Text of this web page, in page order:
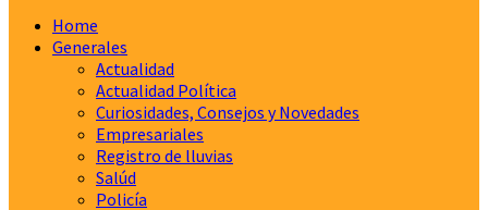
Home
Generales
Actualidad
Actualidad Política
Curiosidades, Consejos y Novedades
Empresariales
Registro de lluvias
Salúd
Policía